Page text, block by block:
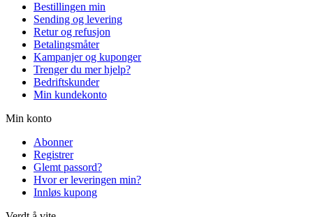
Bestillingen min
Sending og levering
Retur og refusjon
Betalingsmåter
Kampanjer og kuponger
Trenger du mer hjelp?
Bedriftskunder
Min kundekonto
Min konto
Abonner
Registrer
Glemt passord?
Hvor er leveringen min?
Innløs kupong